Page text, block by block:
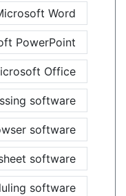
Word
PowerPoint
Office
software
software
software
software